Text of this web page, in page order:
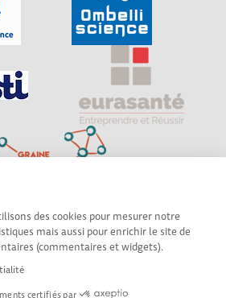
des cookies pour mesurer notre
mais aussi pour enrichir le site de
(commentaires et widgets).
certifiés par
en contact : Echosciences
réseau social des amateurs de
du territoire